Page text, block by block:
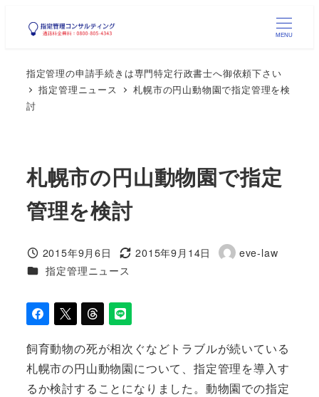
MENU
指定管理の申請手続きは専門特定行政書士へ御依頼下さい
指定管理ニュース
札幌市の円山動物園で指定管理を検
討
札幌市の円山動物園で指定
管理を検討
投稿日
2015年9月6日
更新日
2015年9月14日
著
eve-law
カテゴリー
指定管理ニュース
飼育動物の死が相次ぐなどトラブルが続いている
札幌市の円山動物園について、指定管理を導入す
るか検討することになりました。動物園での指定